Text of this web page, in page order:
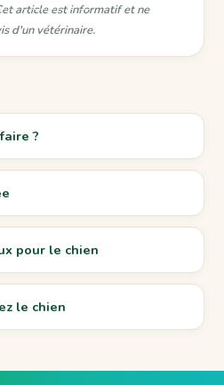
article est informatif et ne
d'un vétérinaire.
?
pour le chien
le chien